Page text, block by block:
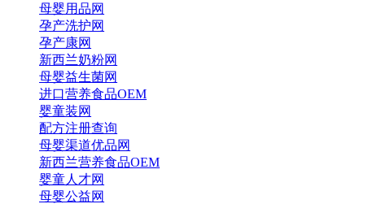
母婴用品网
孕产洗护网
孕产康网
新西兰奶粉网
母婴益生菌网
进口营养食品OEM
婴童装网
配方注册查询
母婴渠道优品网
新西兰营养食品OEM
婴童人才网
母婴公益网